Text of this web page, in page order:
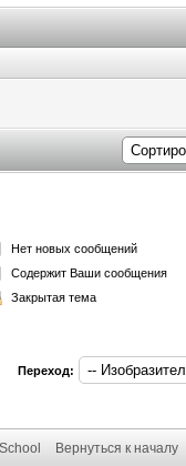
5
Нет новых сообщений
Содержит Ваши сообщения
Закрытая тема
Переход:
Вернуться к началу